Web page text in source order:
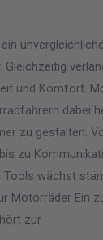
Gleichzeitig
und Komfort.
dabei
zu gestalten.
zu
wächst
Motorräder Ein
zur